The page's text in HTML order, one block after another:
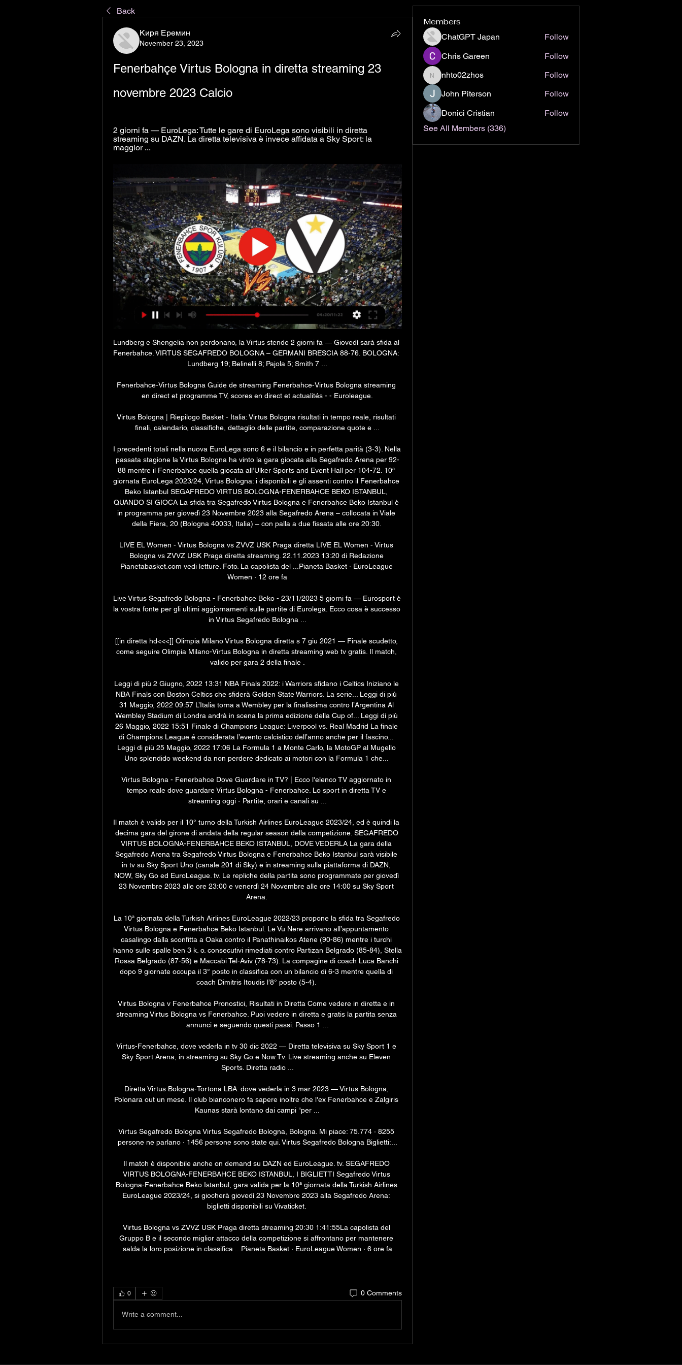
Back
Киря Еремин
November 23, 2023
Fenerbahçe Virtus Bologna in diretta streaming 23
novembre 2023 Calcio
2 giorni fa — EuroLega: Tutte le gare di EuroLega sono visibili in diretta
streaming su DAZN. La diretta televisiva è invece affidata a Sky Sport: la
maggior ...
Lundberg e Shengelia non perdonano, la Virtus stende 2 giorni fa — Giovedì sarà sfida al
Fenerbahce. VIRTUS SEGAFREDO BOLOGNA – GERMANI BRESCIA 88-76. BOLOGNA:
Lundberg 19; Belinelli 8; Pajola 5; Smith 7 ...
Fenerbahce-Virtus Bologna Guide de streaming Fenerbahce-Virtus Bologna streaming
en direct et programme TV, scores en direct et actualités - - Euroleague.
Virtus Bologna | Riepilogo Basket - Italia: Virtus Bologna risultati in tempo reale, risultati
finali, calendario, classifiche, dettaglio delle partite, comparazione quote e ...
I precedenti totali nella nuova EuroLega sono 6 e il bilancio e in perfetta parità (3-3). Nella
passata stagione la Virtus Bologna ha vinto la gara giocata alla Segafredo Arena per 92-
88 mentre il Fenerbahce quella giocata all’Ulker Sports and Event Hall per 104-72. 10ª
giornata EuroLega 2023/24, Virtus Bologna: i disponibili e gli assenti contro il Fenerbahce
Beko Istanbul SEGAFREDO VIRTUS BOLOGNA-FENERBAHCE BEKO ISTANBUL,
QUANDO SI GIOCA La sfida tra Segafredo Virtus Bologna e Fenerbahce Beko Istanbul è
in programma per giovedì 23 Novembre 2023 alla Segafredo Arena – collocata in Viale
della Fiera, 20 (Bologna 40033, Italia) – con palla a due fissata alle ore 20:30.
LIVE EL Women - Virtus Bologna vs ZVVZ USK Praga diretta LIVE EL Women - Virtus
Bologna vs ZVVZ USK Praga diretta streaming. 22.11.2023 13:20 di Redazione
Pianetabasket.com vedi letture. Foto. La capolista del ...Pianeta Basket · EuroLeague
Women · 12 ore fa
Live Virtus Segafredo Bologna - Fenerbahçe Beko - 23/11/2023 5 giorni fa — Eurosport è
la vostra fonte per gli ultimi aggiornamenti sulle partite di Eurolega. Ecco cosa è successo
in Virtus Segafredo Bologna ...
[[in diretta hd<<<]] Olimpia Milano Virtus Bologna diretta s 7 giu 2021 — Finale scudetto,
come seguire Olimpia Milano-Virtus Bologna in diretta streaming web tv gratis. Il match,
valido per gara 2 della finale .
Leggi di più 2 Giugno, 2022 13:31 NBA Finals 2022: i Warriors sfidano i Celtics Iniziano le
NBA Finals con Boston Celtics che sfiderà Golden State Warriors. La serie... Leggi di più
31 Maggio, 2022 09:57 L’Italia torna a Wembley per la finalissima contro l’Argentina Al
Wembley Stadium di Londra andrà in scena la prima edizione della Cup of... Leggi di più
26 Maggio, 2022 15:51 Finale di Champions League: Liverpool vs. Real Madrid La finale
di Champions League é considerata l’evento calcistico dell’anno anche per il fascino...
Leggi di più 25 Maggio, 2022 17:06 La Formula 1 a Monte Carlo, la MotoGP al Mugello
Uno splendido weekend da non perdere dedicato ai motori con la Formula 1 che...
Virtus Bologna - Fenerbahce Dove Guardare in TV? | Ecco l'elenco TV aggiornato in
tempo reale dove guardare Virtus Bologna - Fenerbahce. Lo sport in diretta TV e
streaming oggi - Partite, orari e canali su ...
Il match è valido per il 10° turno della Turkish Airlines EuroLeague 2023/24, ed è quindi la
decima gara del girone di andata della regular season della competizione. SEGAFREDO
VIRTUS BOLOGNA-FENERBAHCE BEKO ISTANBUL, DOVE VEDERLA La gara della
Segafredo Arena tra Segafredo Virtus Bologna e Fenerbahce Beko Istanbul sarà visibile
in tv su Sky Sport Uno (canale 201 di Sky) e in streaming sulla piattaforma di DAZN,
NOW, Sky Go ed EuroLeague. tv. Le repliche della partita sono programmate per giovedì
23 Novembre 2023 alle ore 23:00 e venerdì 24 Novembre alle ore 14:00 su Sky Sport
Arena.
La 10ª giornata della Turkish Airlines EuroLeague 2022/23 propone la sfida tra Segafredo
Virtus Bologna e Fenerbahce Beko Istanbul. Le Vu Nere arrivano all’appuntamento
casalingo dalla sconfitta a Oaka contro il Panathinaikos Atene (90-86) mentre i turchi
hanno sulle spalle ben 3 k. o. consecutivi rimediati contro Partizan Belgrado (85-84), Stella
Rossa Belgrado (87-56) e Maccabi Tel-Aviv (78-73). La compagine di coach Luca Banchi
dopo 9 giornate occupa il 3° posto in classifica con un bilancio di 6-3 mentre quella di
coach Dimitris Itoudis l’8° posto (5-4).
Virtus Bologna v Fenerbahce Pronostici, Risultati in Diretta Come vedere in diretta e in
streaming Virtus Bologna vs Fenerbahce. Puoi vedere in diretta e gratis la partita senza
annunci e seguendo questi passi: Passo 1 ...
Virtus-Fenerbahce, dove vederla in tv 30 dic 2022 — Diretta televisiva su Sky Sport 1 e
Sky Sport Arena, in streaming su Sky Go e Now Tv. Live streaming anche su Eleven
Sports. Diretta radio ...
Diretta Virtus Bologna-Tortona LBA: dove vederla in 3 mar 2023 — Virtus Bologna,
Polonara out un mese. Il club bianconero fa sapere inoltre che l'ex Fenerbahce e Zalgiris
Kaunas starà lontano dai campi "per ...
Virtus Segafredo Bologna Virtus Segafredo Bologna, Bologna. Mi piace: 75.774 · 8255
persone ne parlano · 1456 persone sono state qui. Virtus Segafredo Bologna Biglietti:...
Il match è disponibile anche on demand su DAZN ed EuroLeague. tv. SEGAFREDO
VIRTUS BOLOGNA-FENERBAHCE BEKO ISTANBUL, I BIGLIETTI Segafredo Virtus
Bologna-Fenerbahce Beko Istanbul, gara valida per la 10ª giornata della Turkish Airlines
EuroLeague 2023/24, si giocherà giovedì 23 Novembre 2023 alla Segafredo Arena:
biglietti disponibili su Vivaticket.
Virtus Bologna vs ZVVZ USK Praga diretta streaming 20:30 1:41:55La capolista del
Gruppo B e il secondo miglior attacco della competizione si affrontano per mantenere
salda la loro posizione in classifica ...Pianeta Basket · EuroLeague Women · 6 ore fa
0 0 Comments
Write a comment...
Members
ChatGPT Japan
Follow
Chris Gareen
Follow
nhto02zhos
nhto02zhos
Follow
John Piterson
Follow
Donici Cristian
Follow
See All Members (336)